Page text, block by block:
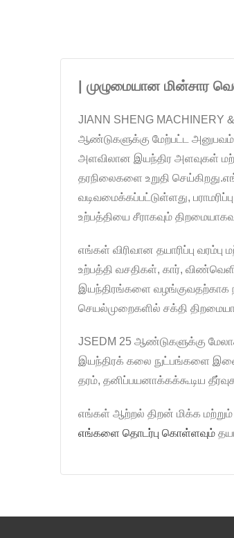
| முழுமையான மின்சார
JIANN SHENG MACHINERY
ஆண்டுகளுக்கு மேற்பட்ட அனுபவம்
அளவிலான இயந்திர அளவுகள்
தரநிலைகளை உறுதி
வடிவமைக்கப்பட்டுள்ளது,
உற்பத்தியை சீராகவும்
எங்கள் விரிவான தயாரிப்பு
உற்பத்தி வசதிகள், கார்,
இயந்திரங்களை வழங்குவதற்காக
செயல்முறைகளில் சக்தி
JSEDM 25 ஆண்டுகளுக்கு
இயந்திரக் கலை நுட்பங்களை
தரம், தனிப்பயனாக்கக்கூடிய
எங்கள் ஆற்றல் திறன் மிக்க
எங்களை தொடர்பு கொள்ளவும்